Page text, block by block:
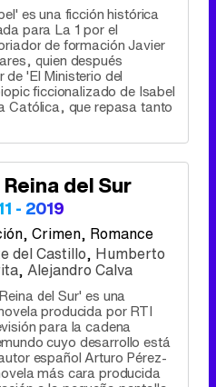
es una ficción histórica
para La 1 por el
de formación Javier
quien después
'El Ministerio del
ficcionalizado de Isabel
Católica, que repasa tanto
Reina del Sur
- 2019
, Crimen, Romance
del Castillo, Humberto
, Alejandro Calva
del Sur' es una
producida por RTI
para la cadena
cuyo desarrollo está
español Arturo Pérez-
más cara producida